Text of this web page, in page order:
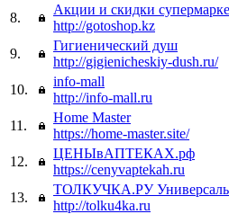
8.
Акции и скидки
http://gotoshop.kz
9.
Гигиенический душ
http://gigienicheskiy-dush.ru/
10.
info-mall
http://info-mall.ru
11.
Home Master
https://home-master.site/
12.
ЦЕНЫвАПТЕКАХ.рф
https://cenyvaptekah.ru
13.
ТОЛКУЧКА.РУ
http://tolku4ka.ru